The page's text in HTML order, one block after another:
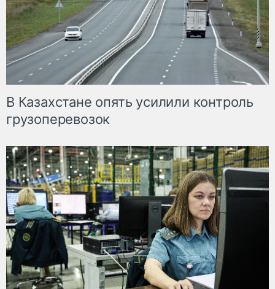
В Казахстане опять усилили контроль
грузоперевозок